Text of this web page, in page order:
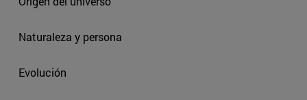
Naturaleza y persona
Evolución